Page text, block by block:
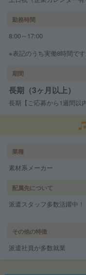
勤務時間
8:00～17:00
※表記のうち実働8時間です
期間
長期（3ヶ月以上）
長期【ご応募から1週間以
業種
素材系メーカー
配属先について
派遣スタッフ多数活躍中！
その他の特徴
派遣社員が多数就業